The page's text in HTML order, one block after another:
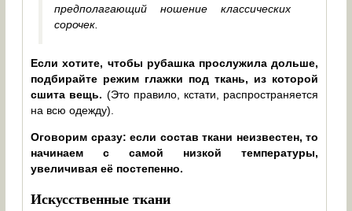
предполагающий ношение классических
сорочек.
Если хотите, чтобы рубашка прослужила дольше,
подбирайте режим глажки под ткань, из которой
сшита вещь. (Это правило, кстати, распространяется
на всю одежду).
Оговорим сразу: если состав ткани неизвестен, то
начинаем с самой низкой температуры,
увеличивая её постепенно.
Искусственные ткани